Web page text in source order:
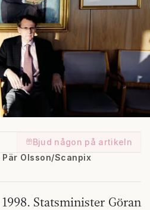
Bjud någon på artikeln
Pär Olsson/Scanpix
Statsminister Göran